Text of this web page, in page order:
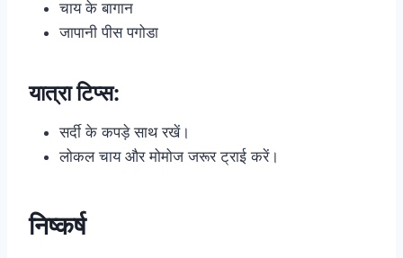
चाय के बागान
जापानी पीस पगोडा
यात्रा टिप्स:
सर्दी के कपड़े साथ रखें।
लोकल चाय और मोमोज जरूर ट्राई करें।
निष्कर्ष